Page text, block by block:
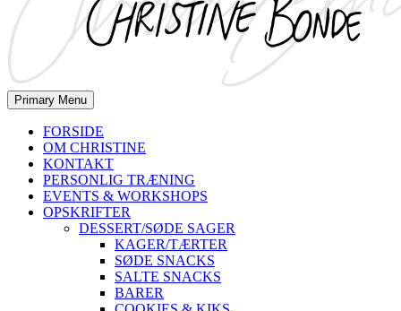
Primary Menu
FORSIDE
OM CHRISTINE
KONTAKT
PERSONLIG TRÆNING
EVENTS & WORKSHOPS
OPSKRIFTER
DESSERT/SØDE SAGER
KAGER/TÆRTER
SØDE SNACKS
SALTE SNACKS
BARER